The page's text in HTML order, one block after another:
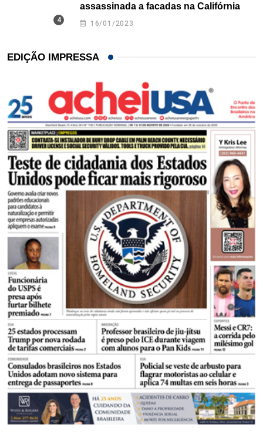
assassinada a facadas na Califórnia
16/01/2023
EDIÇÃO IMPRESSA